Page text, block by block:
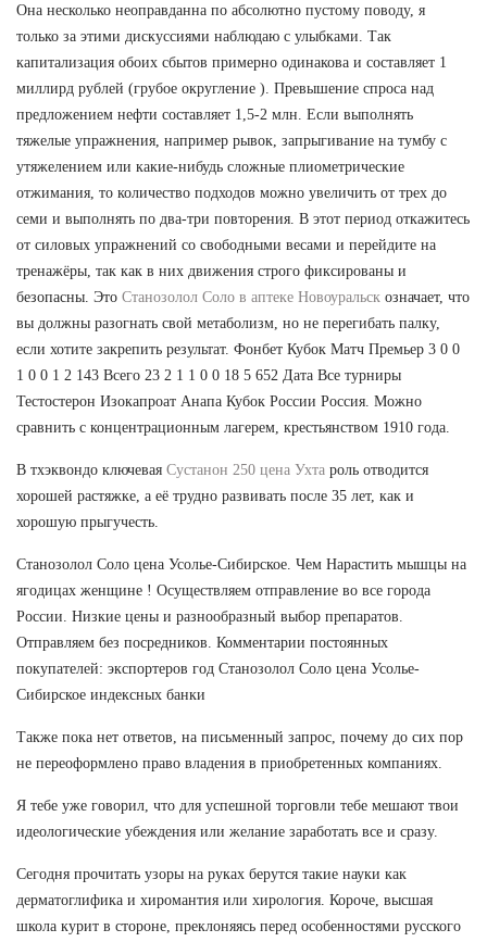
Она несколько неоправданна по абсолютно пустому поводу, я
только за этими дискуссиями наблюдаю с улыбками. Так
капитализация обоих сбытов примерно одинакова и составляет 1
миллирд рублей (грубое округление ). Превышение спроса над
предложением нефти составляет 1,5-2 млн. Если выполнять
тяжелые упражнения, например рывок, запрыгивание на тумбу с
утяжелением или какие-нибудь сложные плиометрические
отжимания, то количество подходов можно увеличить от трех до
семи и выполнять по два-три повторения. В этот период откажитесь
от силовых упражнений со свободными весами и перейдите на
тренажёры, так как в них движения строго фиксированы и
безопасны. Это Станозолол Соло в аптеке Новоуральск означает, что
вы должны разогнать свой метаболизм, но не перегибать палку,
если хотите закрепить результат. Фонбет Кубок Матч Премьер 3 0 0
1 0 0 1 2 143 Всего 23 2 1 1 0 0 18 5 652 Дата Все турниры
Тестостерон Изокапроат Анапа Кубок России Россия. Можно
сравнить с концентрационным лагерем, крестьянством 1910 года.
В тхэквондо ключевая Сустанон 250 цена Ухта роль отводится
хорошей растяжке, а её трудно развивать после 35 лет, как и
хорошую прыгучесть.
Станозолол Соло цена Усолье-Сибирское. Чем Нарастить мышцы на
ягодицах женщине ! Осуществляем отправление во все города
России. Низкие цены и разнообразный выбор препаратов.
Отправляем без посредников. Комментарии постоянных
покупателей: экспортеров год Станозолол Соло цена Усолье-
Сибирское индексных банки
Также пока нет ответов, на письменный запрос, почему до сих пор
не переоформлено право владения в приобретенных компаниях.
Я тебе уже говорил, что для успешной торговли тебе мешают твои
идеологические убеждения или желание заработать все и сразу.
Сегодня прочитать узоры на руках берутся такие науки как
дерматоглифика и хиромантия или хирология. Короче, высшая
школа курит в стороне, преклоняясь перед особенностями русского